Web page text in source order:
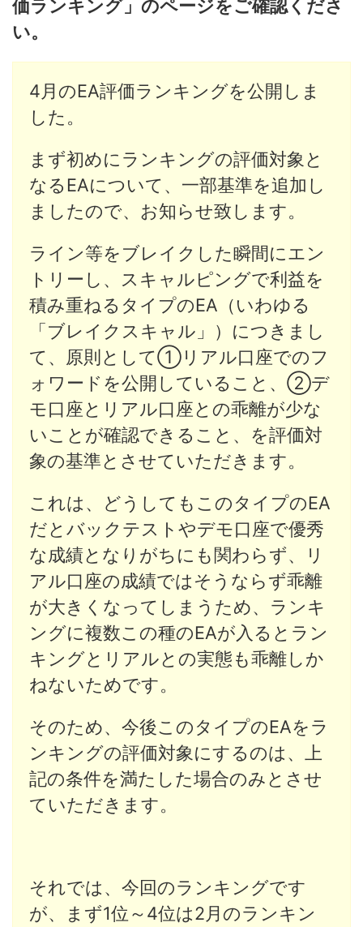
価ランキング」のページをご確認くださ
い。
4月のEA評価ランキングを公開しま
した。
まず初めにランキングの評価対象と
なるEAについて、一部基準を追加し
ましたので、お知らせ致します。
ライン等をブレイクした瞬間にエン
トリーし、スキャルピングで利益を
積み重ねるタイプのEA（いわゆる
「ブレイクスキャル」）につきまし
て、原則として①リアル口座でのフ
ォワードを公開していること、②デ
モ口座とリアル口座との乖離が少な
いことが確認できること、を評価対
象の基準とさせていただきます。
これは、どうしてもこのタイプのEA
だとバックテストやデモ口座で優秀
な成績となりがちにも関わらず、リ
アル口座の成績ではそうならず乖離
が大きくなってしまうため、ランキ
ングに複数この種のEAが入るとラン
キングとリアルとの実態も乖離しか
ねないためです。
そのため、今後このタイプのEAをラ
ンキングの評価対象にするのは、上
記の条件を満たした場合のみとさせ
ていただきます。
それでは、今回のランキングです
が、まず1位～4位は2月のランキン